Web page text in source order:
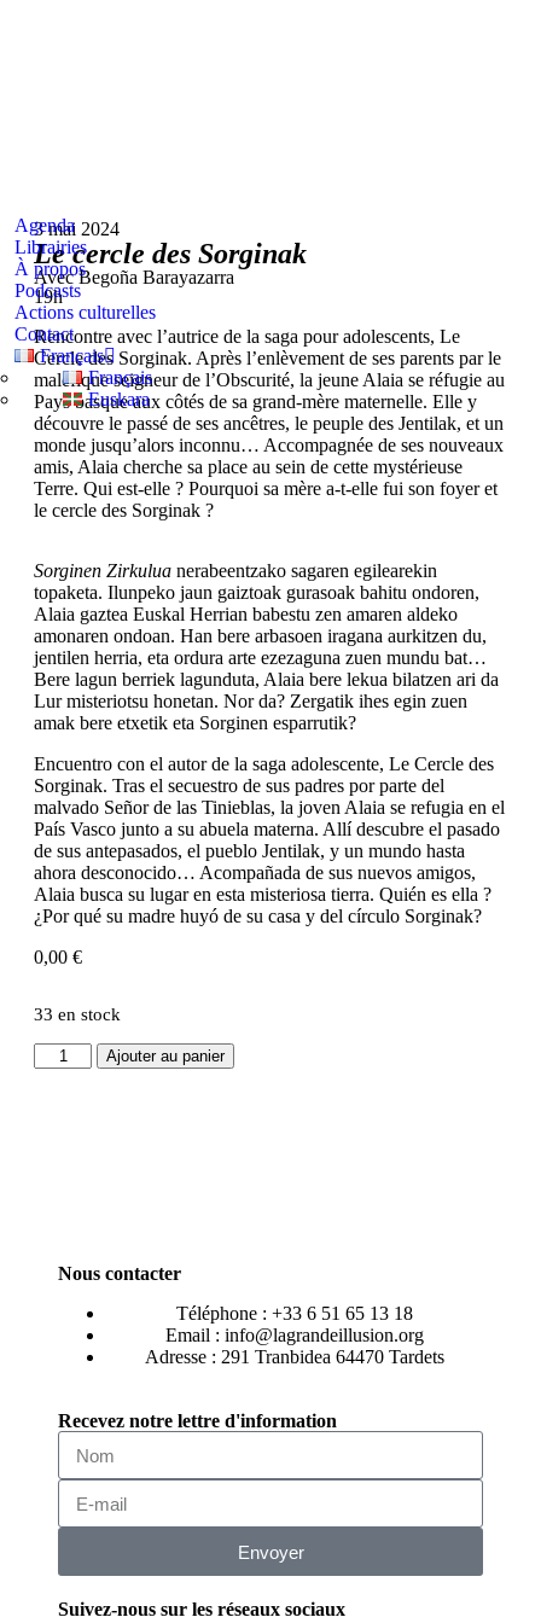
Agenda
Librairies
À propos
Podcasts
Actions culturelles
Contact
Français
Français
Euskara
3 mai 2024
Le cercle des Sorginak
Avec Begoña Barayazarra
19h
Rencontre avec l’autrice de la saga pour adolescents, Le
Cercle des Sorginak. Après l’enlèvement de ses parents par le
maléfique seigneur de l’Obscurité, la jeune Alaia se réfugie au
Pays basque aux côtés de sa grand-mère maternelle. Elle y
découvre le passé de ses ancêtres, le peuple des Jentilak, et un
monde jusqu’alors inconnu… Accompagnée de ses nouveaux
amis, Alaia cherche sa place au sein de cette mystérieuse
Terre. Qui est-elle ? Pourquoi sa mère a-t-elle fui son foyer et
le cercle des Sorginak ?
Sorginen Zirkulua nerabeentzako sagaren egilearekin
topaketa. Ilunpeko jaun gaiztoak gurasoak bahitu ondoren,
Alaia gaztea Euskal Herrian babestu zen amaren aldeko
amonaren ondoan. Han bere arbasoen iragana aurkitzen du,
jentilen herria, eta ordura arte ezezaguna zuen mundu bat…
Bere lagun berriek lagunduta, Alaia bere lekua bilatzen ari da
Lur misteriotsu honetan. Nor da? Zergatik ihes egin zuen
amak bere etxetik eta Sorginen esparrutik?
Encuentro con el autor de la saga adolescente, Le Cercle des
Sorginak. Tras el secuestro de sus padres por parte del
malvado Señor de las Tinieblas, la joven Alaia se refugia en el
País Vasco junto a su abuela materna. Allí descubre el pasado
de sus antepasados, el pueblo Jentilak, y un mundo hasta
ahora desconocido… Acompañada de sus nuevos amigos,
Alaia busca su lugar en esta misteriosa tierra. Quién es ella ?
¿Por qué su madre huyó de su casa y del círculo Sorginak?
0,00 €
33 en stock
Ajouter au panier
Nous contacter
Téléphone : +33 6 51 65 13 18
Email : info@lagrandeillusion.org
Adresse : 291 Tranbidea 64470 Tardets
Recevez notre lettre d'information
Envoyer
Suivez-nous sur les réseaux sociaux